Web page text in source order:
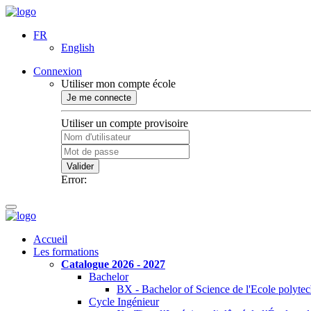
FR
English
Connexion
Utiliser mon compte école
Je me connecte
Utiliser un compte provisoire
Valider
Error:
Accueil
Les formations
Catalogue 2026 - 2027
Bachelor
BX - Bachelor of Science de l'Ecole
Cycle Ingénieur